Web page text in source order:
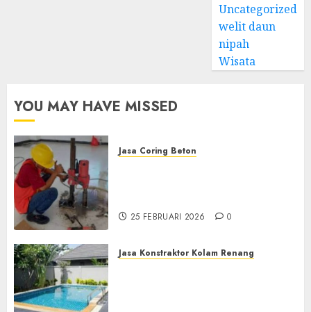
Uncategorized
welit daun
nipah
Wisata
YOU MAY HAVE MISSED
Jasa Coring Beton
25 FEBRUARI 2026 0
Jasa Konstraktor Kolam Renang